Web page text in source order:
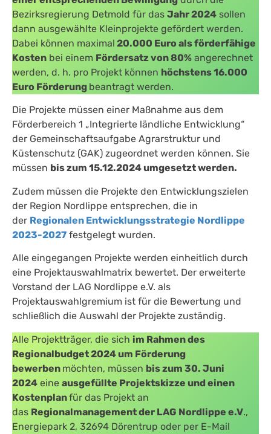
Bezirksregierung Detmold für das Jahr 2024 sollen
dann ausgewählte Kleinprojekte gefördert werden.
Dabei können maximal 20.000 Euro als förderfähige
Kosten bei einem Fördersatz von 80% angerechnet
werden, d. h. pro Projekt können höchstens 16.000
Euro Förderung beantragt werden.
Die Projekte müssen einer Maßnahme aus dem
Förderbereich 1 „Integrierte ländliche Entwicklung“
der Gemeinschaftsaufgabe Agrarstruktur und
Küstenschutz (GAK) zugeordnet werden können. Sie
müssen bis zum 15.12.2024 umgesetzt werden.
Zudem müssen die Projekte den Entwicklungszielen
der Region Nordlippe entsprechen, die in
der Regionalen Entwicklungsstrategie Nordlippe
2023-2027 festgelegt wurden.
Alle eingegangen Projekte werden einheitlich durch
eine Projektauswahlmatrix bewertet. Der erweiterte
Vorstand der LAG Nordlippe e.V. als
Projektauswahlgremium ist für die Bewertung und
schließlich die Auswahl der Projekte zuständig.
Alle Projektträger, die sich im Rahmen des
Regionalbudget 2024 um Förderung
bewerben möchten, müssen bis zum 30. Juni
2024 eine ausgefüllte Projektskizze und einen
Kostenplanfür das Projekt an
das Regionalmanagement der LAG Nordlippe e.V.,
Energiepark 2, 32694 Dörentrup oder per E-Mail